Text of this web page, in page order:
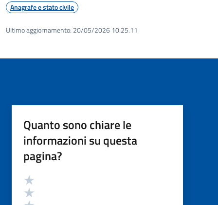
Anagrafe e stato civile
Ultimo aggiornamento: 20/05/2026 10:25.11
Quanto sono chiare le
informazioni su questa
pagina?
Valutazione